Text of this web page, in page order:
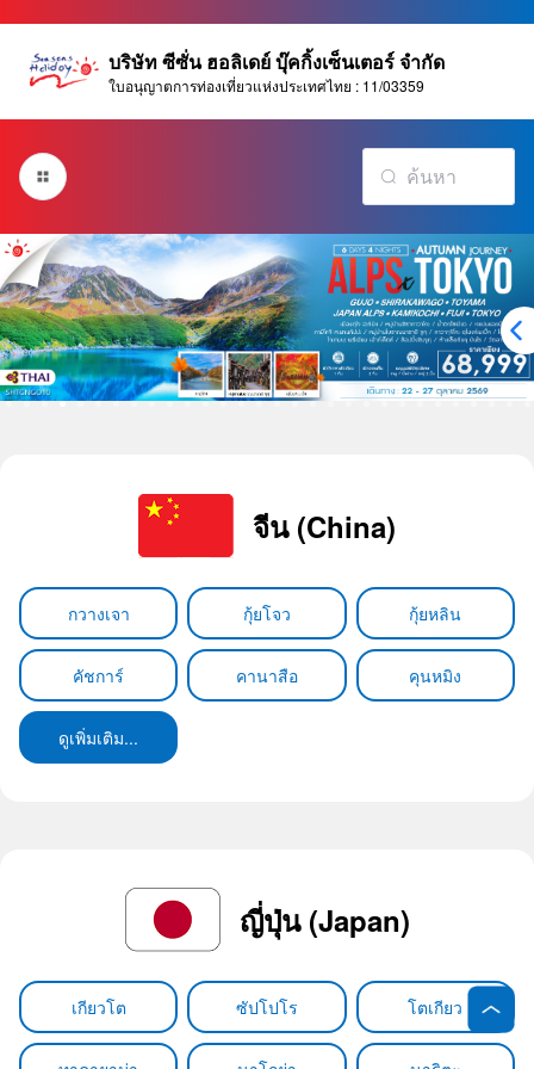
บริษัท ซีซั่น ฮอลิเดย์ บุ๊คกิ้งเซ็นเตอร์ จำกัด
ใบอนุญาตการท่องเที่ยวแห่งประเทศไทย : 11/03359
จีน (China)
กวางเจา กุ้ยโจว กุ้ยหลิน
คัชการ์ คานาสือ คุนหมิง
ดูเพิ่มเติม...
ญี่ปุ่น (Japan)
เกียวโต ซัปโปโร โตเกียว